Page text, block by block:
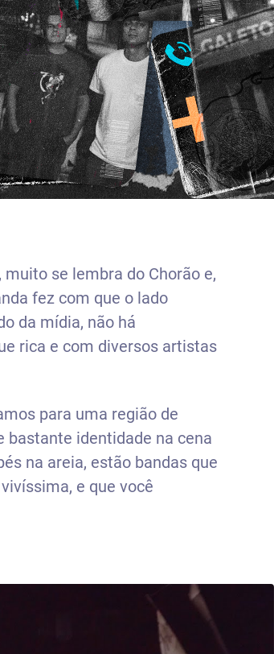
se lembra do Chorão e,
fez com que o lado
da mídia, não há
rica e com diversos artistas
para uma região de
identidade na cena
na areia, estão bandas que
e que você